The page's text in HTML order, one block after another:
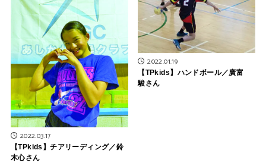
2022.03.17
【TPkids】チアリーディング／鈴
木心さん
2022.01.19
【TPkids】ハンドボール／廣富
駿さん